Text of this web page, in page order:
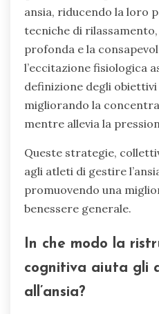
ansia, riducendo la loro
tecniche di
profonda e la
l’eccitazione fisiologica
definizione degli
migliorando la
mentre allevia la
Queste strategie,
agli atleti di gestire
promuovendo una
benessere generale.
In che modo la
cognitiva aiuta gli
all’ansia?